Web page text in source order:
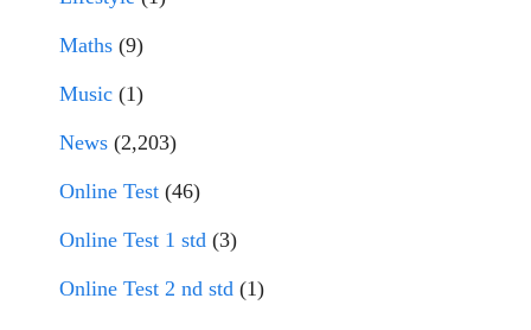
Maths (9)
Music (1)
News (2,203)
Online Test (46)
Online Test 1 std (3)
Online Test 2 nd std (1)